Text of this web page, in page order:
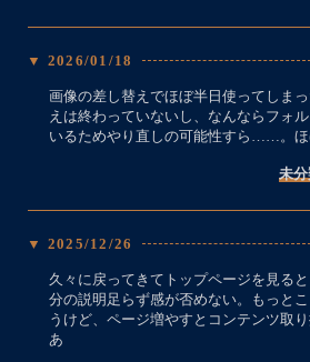
▼ 2026/01/18
画像の差し替えでほぼ半日使ってしま
えは終わっていないし、なんならフォ
いるためやり直しの可能性すら……。ほ
未
▼ 2025/12/26
久々に戻ってきてトップページを見る
分の説明足らず感が否めない。もっ
うけど、ページ増やすとコンテンツ取
あ